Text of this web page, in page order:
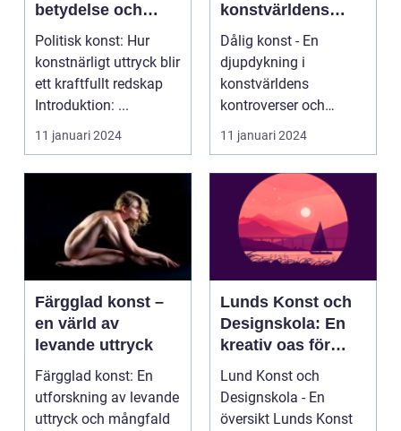
betydelse och
inflytande
Politisk konst: Hur
konstnärligt uttryck blir
ett kraftfullt redskap
Introduktion: ...
11 januari 2024
konstvärldens
kontroverser och
utmaningar
Dålig konst - En
djupdykning i
konstvärldens
kontroverser och
utmaningar Översikt
över "dålig kons...
11 januari 2024
Färgglad konst –
en värld av
levande uttryck
Färgglad konst: En
utforskning av levande
uttryck och mångfald
Lunds Konst och
Designskola: En
kreativ oas för
konst och
designentusiaster
Lund Konst och
Designskola - En
översikt Lunds Konst